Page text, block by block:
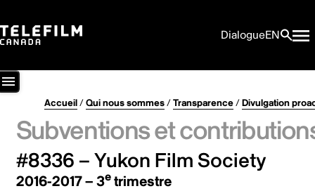
DialogueEN
Accueil/Qui nous sommes/Transparence/Divulgation
Subventions et
#8336 – Yukon Film Society
2016-2017 – 3etrimestre